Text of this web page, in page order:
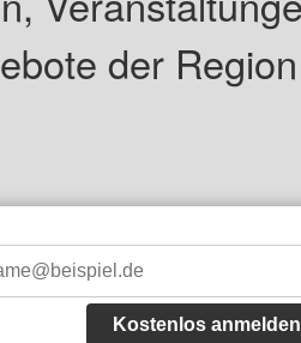
der
Kostenlos anmelden